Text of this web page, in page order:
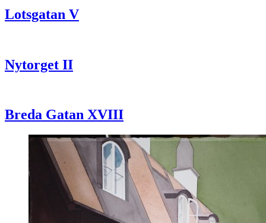
Lotsgatan V
Nytorget II
Breda Gatan XVIII